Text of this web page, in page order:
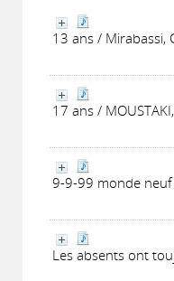
13 ans / Mirabassi,
17 ans /
9-9-99 monde neuf
Les absents ont